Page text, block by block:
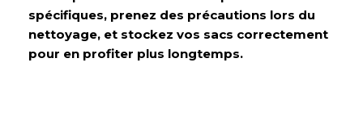
spécifiques, prenez des précautions lors du
nettoyage, et stockez vos sacs correctement
pour en profiter plus longtemps.